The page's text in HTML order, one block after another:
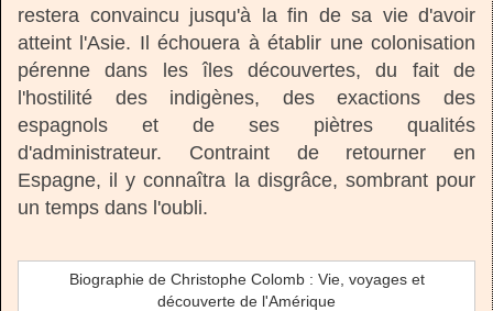
restera convaincu jusqu'à la fin de sa vie d'avoir
atteint l'Asie. Il échouera à établir une colonisation
pérenne dans les îles découvertes, du fait de
l'hostilité des indigènes, des exactions des
espagnols et de ses piètres qualités
d'administrateur. Contraint de retourner en
Espagne, il y connaîtra la disgrâce, sombrant pour
un temps dans l'oubli.
Biographie de Christophe Colomb : Vie, voyages et
découverte de l'Amérique